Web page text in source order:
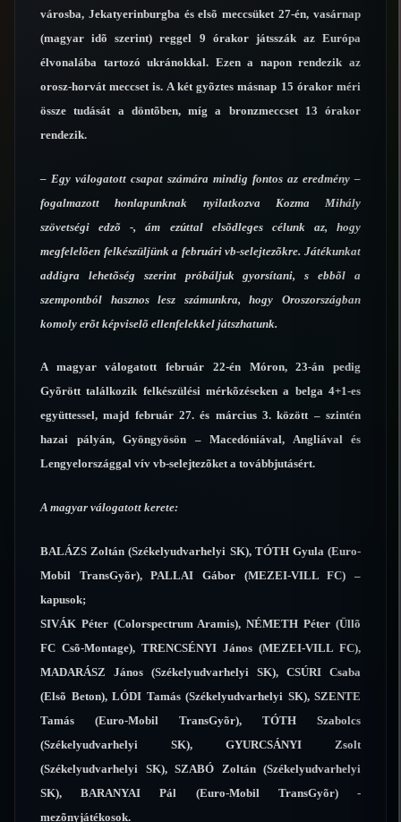
városba, Jekatyerinburgba és elsõ meccsüket 27-én, vasárnap
(magyar idõ szerint) reggel 9 órakor játsszák az Európa
élvonalába tartozó ukránokkal. Ezen a napon rendezik az
orosz-horvát meccset is. A két gyõztes másnap 15 órakor méri
össze tudását a döntõben, míg a bronzmeccset 13 órakor
rendezik.
– Egy válogatott csapat számára mindig fontos az eredmény –
fogalmazott honlapunknak nyilatkozva Kozma Mihály
szövetségi edzõ -, ám ezúttal elsõdleges célunk az, hogy
megfelelõen felkészüljünk a februári vb-selejtezõkre. Játékunkat
addigra lehetõség szerint próbáljuk gyorsítani, s ebbõl a
szempontból hasznos lesz számunkra, hogy Oroszországban
komoly erõt képviselõ ellenfelekkel játszhatunk.
A magyar válogatott február 22-én Móron, 23-án pedig
Gyõrött találkozik felkészülési mérkõzéseken a belga 4+1-es
együttessel, majd február 27. és március 3. között – szintén
hazai pályán, Gyöngyösön – Macedóniával, Angliával és
Lengyelországgal vív vb-selejtezõket a továbbjutásért.
A magyar válogatott kerete:
BALÁZS Zoltán (Székelyudvarhelyi SK), TÓTH Gyula (Euro-
Mobil TransGyõr), PALLAI Gábor (MEZEI-VILL FC) –
kapusok;
SIVÁK Péter (Colorspectrum Aramis), NÉMETH Péter (Üllõ
FC Csõ-Montage), TRENCSÉNYI János (MEZEI-VILL FC),
MADARÁSZ János (Székelyudvarhelyi SK), CSÚRI Csaba
(Elsõ Beton), LÓDI Tamás (Székelyudvarhelyi SK), SZENTE
Tamás (Euro-Mobil TransGyõr), TÓTH Szabolcs
(Székelyudvarhelyi SK), GYURCSÁNYI Zsolt
(Székelyudvarhelyi SK), SZABÓ Zoltán (Székelyudvarhelyi
SK), BARANYAI Pál (Euro-Mobil TransGyõr) -
mezõnyjátékosok.